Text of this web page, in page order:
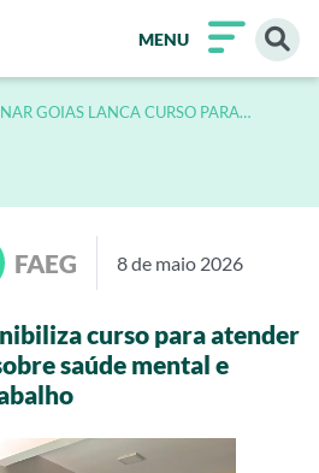
MENU
GOIAS LANCA CURSO PARA
FAEG 8 de maio 2026
curso para atender
saúde mental e